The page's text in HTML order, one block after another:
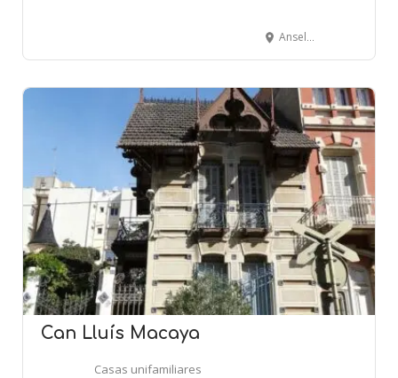
Anselm Clavé, 84 - CALELLA
Can Lluís Macaya
Casas unifamiliares